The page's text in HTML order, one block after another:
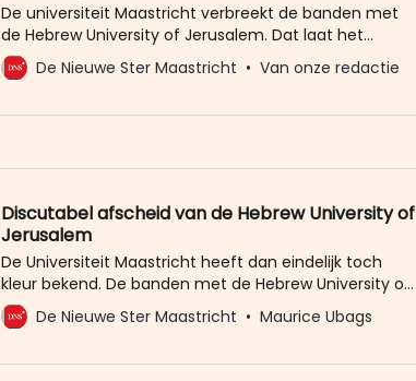
De universiteit Maastricht verbreekt de banden met
de Hebrew University of Jerusalem. Dat laat het
College van Bestuur weten. De strategische
samenwerking met de Hebrew University of Jerusalem
belangrijkste reden: de Hebrew University heeft een
Israëlische leger
De Nieuwe Ster Maastricht Van onze redactie
Discutabel afscheid van de Hebrew University of
Jerusalem
De Universiteit Maastricht heeft dan eindelijk toch
kleur bekend. De banden met de Hebrew University of
Jerusalem (HUJI) worden opgeschort. Reden: de HUJI is
indirect betrokken bij ernstige schendingen van de
internationale misdaden die worden begaan door de
De Nieuwe Ster Maastricht Maurice Ubags